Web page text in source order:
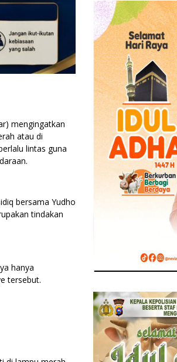
mengingatkan
atau di
lintas guna
bersama Yudho
tindakan
hanya
tersebut.